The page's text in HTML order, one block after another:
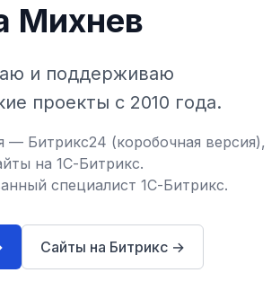
Михнев
и поддерживаю
проекты с 2010 года.
— Битрикс24 (коробочная версия),
на 1С-Битрикс.
специалист 1С-Битрикс.
Сайты на Битрикс →